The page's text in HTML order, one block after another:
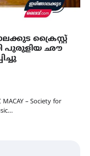
ക്രൈസ്റ്റ്
പുരുളിയ ഛൗ
– Society for